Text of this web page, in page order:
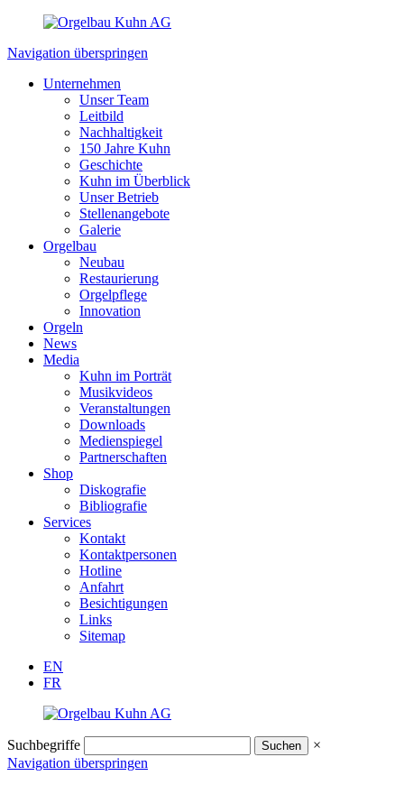
Navigation überspringen
Unternehmen
Unser Team
Leitbild
Nachhaltigkeit
150 Jahre Kuhn
Geschichte
Kuhn im Überblick
Unser Betrieb
Stellenangebote
Galerie
Orgelbau
Neubau
Restaurierung
Orgelpflege
Innovation
Orgeln
News
Media
Kuhn im Porträt
Musikvideos
Veranstaltungen
Downloads
Medienspiegel
Partnerschaften
Shop
Diskografie
Bibliografie
Services
Kontakt
Kontaktpersonen
Hotline
Anfahrt
Besichtigungen
Links
Sitemap
EN
FR
Suchbegriffe
×
Navigation überspringen